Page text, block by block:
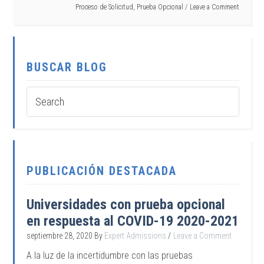
Proceso de Solicitud Prueba Opcional Leave a Comment
BUSCAR BLOG
PUBLICACIÓN DESTACADA
Universidades con prueba opcional
en respuesta al COVID-19 2020-2021
septiembre 28, 2020 By Expert Admissions Leave a Comment
A la luz de la incertidumbre con las pruebas